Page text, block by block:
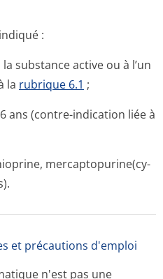
:
substance active ou à l’un
la rubrique 6.1 ;
ans (contre-indication liée à
mercaptopurine(cy­
et précautions d'emploi
n'est pas une